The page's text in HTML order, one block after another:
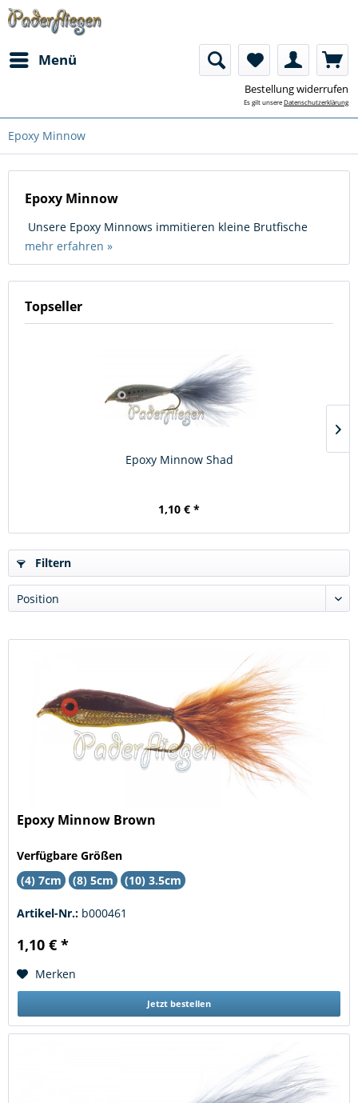
Menü
Bestellung widerrufen
Es gilt unsereDatenschutzerklärung
Epoxy Minnow
Epoxy Minnow
Unsere Epoxy Minnows immitieren kleine Brutfische
mehr erfahren »
Topseller
Epoxy Minnow Shad
1,10 € *
Filtern
Epoxy Minnow Brown
Verfügbare Größen
(4) 7cm
(8) 5cm (10) 3.5cm
Artikel-Nr.: b000461
1,10 € *
Merken
Jetzt bestellen